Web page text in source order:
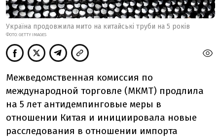
Україна продовжила мито на китайські труби на 5 років
ФОТО: GETTY IMAGES
Межведомственная комиссия по
международной торговле (МКМТ) продлила
на 5 лет антидемпинговые меры в
отношении Китая и инициировала новые
расследования в отношении импорта